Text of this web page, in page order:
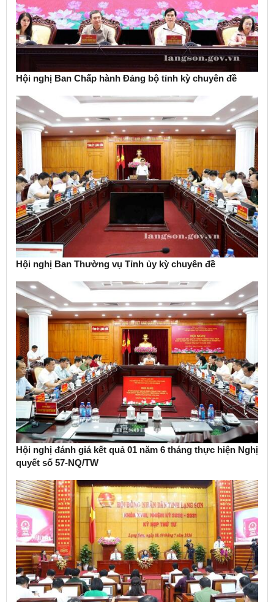
Hội nghị Ban Chấp hành Đảng bộ tỉnh kỳ chuyên đề
Hội nghị Ban Thường vụ Tỉnh ủy kỳ chuyên đề
Hội nghị đánh giá kết quả 01 năm 6 tháng thực hiện Nghị
quyết số 57-NQ/TW